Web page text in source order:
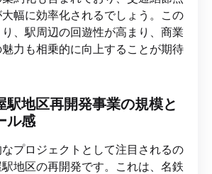
幅に効率化されるでしょう。この
、駅周辺の回遊性が高まり、商業
力も相乗的に向上することが期待
駅地区再開発事業の規模と
ル感
プロジェクトとして注目されるの
地区の再開発です。これは、名鉄